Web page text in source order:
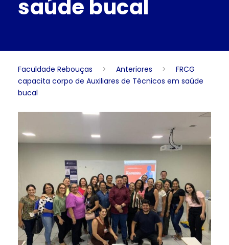
saúde bucal
Faculdade Rebouças > Anteriores >
FRCG
capacita corpo de Auxiliares de Técnicos em saúde
bucal